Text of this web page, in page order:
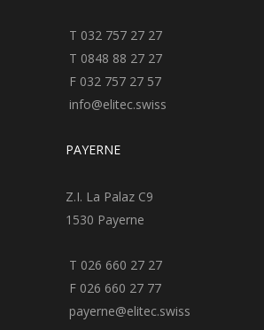
T 032 757 27 27
T 0848 88 27 27
F 032 757 27 57
info@elitec.swiss
PAYERNE
Z.I. La Palaz C9
1530 Payerne
T 026 660 27 27
F 026 660 27 77
payerne@elitec.swiss